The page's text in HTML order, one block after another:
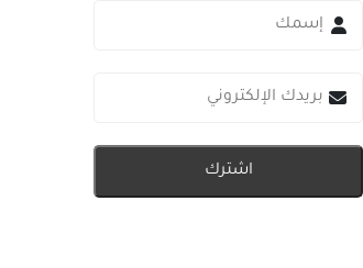
اشترك